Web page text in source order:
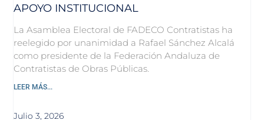
APOYO INSTITUCIONAL
La Asamblea Electoral de FADECO Contratistas ha
reelegido por unanimidad a Rafael Sánchez Alcalá
como presidente de la Federación Andaluza de
Contratistas de Obras Públicas.
LEER MÁS...
Julio 3, 2026